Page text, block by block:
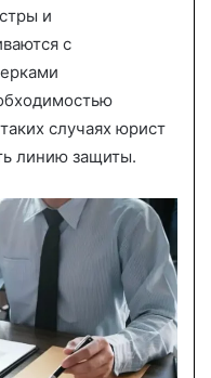
и
с
случаях юрист
линию защиты.